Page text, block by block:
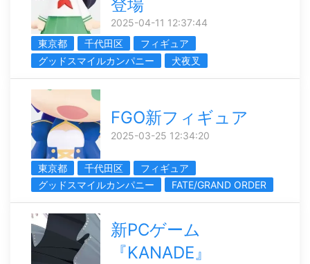
登場
2025-04-11 12:37:44
東京都
千代田区
フィギュア
グッドスマイルカンパニー
犬夜叉
FGO新フィギュア
2025-03-25 12:34:20
東京都 千代田区
フィギュア
グッドスマイルカンパニー
FATE/GRAND ORDER
新PCゲーム
『KANADE』